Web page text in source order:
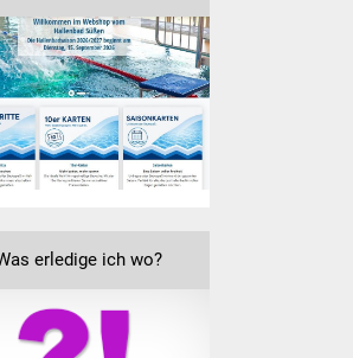
Freundeskreis Asyl
Ukraine-Hilfe
Wohnen
Wohnimmobilien +
Wirtschaft
erledige ich wo?